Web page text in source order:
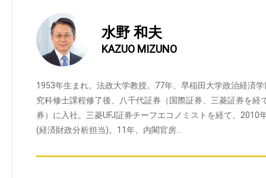
水野 和夫
KAZUO MIZUNO
1953年生まれ。法政大学教授。77年、早稲田大学政治経済
究科修士課程修了後、八千代証券（国際証券、三菱証券を経
券）に入社。三菱UFJ証券チーフエコノミストを経て、2010
(経済財政分析担当)。11年、内閣官房…